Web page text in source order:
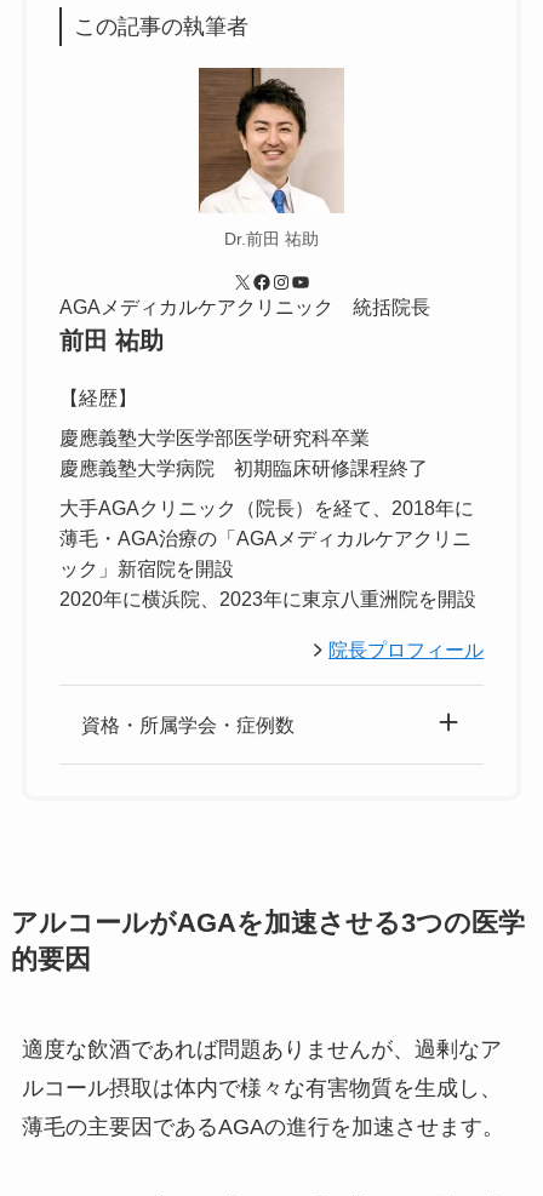
この記事の執筆者
Dr.前田 祐助
X Facebook Instagram YouTube
AGAメディカルケアクリニック 統括院長
前田 祐助
【経歴】
慶應義塾大学医学部医学研究科卒業
慶應義塾大学病院 初期臨床研修課程終了
大手AGAクリニック（院長）を経て、2018年に
薄毛・AGA治療の「AGAメディカルケアクリニ
ック」新宿院を開設
2020年に横浜院、2023年に東京八重洲院を開設
院長プロフィール
資格・所属学会・症例数
アルコールがAGAを加速させる3つの医学
的要因
適度な飲酒であれば問題ありませんが、過剰なア
ルコール摂取は体内で様々な有害物質を生成し、
薄毛の主要因であるAGAの進行を加速させます。